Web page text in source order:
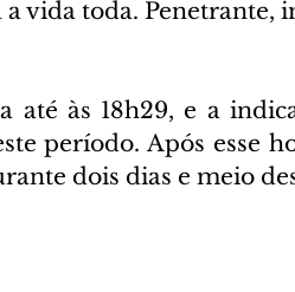
vida toda. Penetrante,
até às 18h29, e a
período. Após esse
dois dias e meio